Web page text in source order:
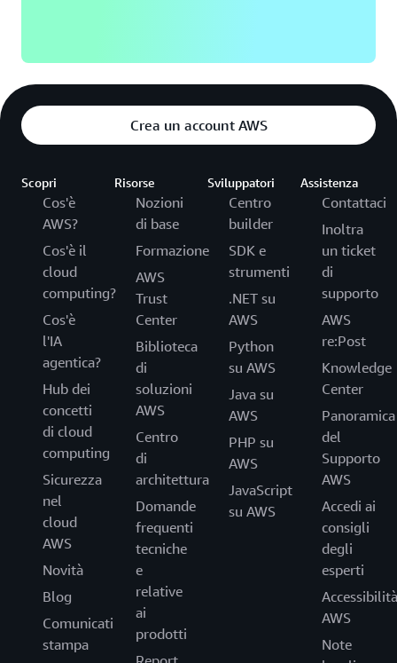
Crea un account AWS
Scopri
Cos'è
AWS?
Cos'è il
cloud
computing?
Cos'è
l'IA
agentica?
Hub dei
concetti
di cloud
computing
Sicurezza
nel
cloud
AWS
Novità
Blog
Comunicati
stampa
Risorse
Nozioni
di base
Formazione
AWS
Trust
Center
Biblioteca
di
soluzioni
AWS
Centro
di
architettura
Domande
frequenti
tecniche
e
relative
ai
prodotti
Sviluppatori
Centro
builder
SDK e
strumenti
.NET su
AWS
Python
su AWS
Java su
AWS
PHP su
AWS
JavaScript
su AWS
Assistenza
Contattaci
Inoltra
un ticket
di
supporto
AWS
re:Post
Knowledge
Center
Panoramica
del
Supporto
AWS
Accedi ai
consigli
degli
esperti
Accessibilità
AWS
Note